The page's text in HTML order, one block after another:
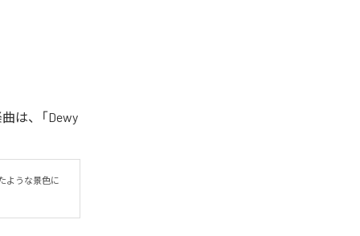
は、「Dewy
ような景色に